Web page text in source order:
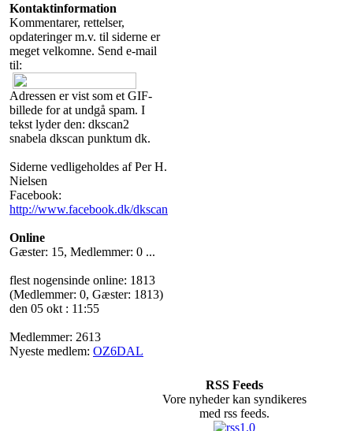
Kontaktinformation
Kommentarer, rettelser,
opdateringer m.v. til siderne er
meget velkomne. Send e-mail
til:
Adressen er vist som et GIF-
billede for at undgå spam. I
tekst lyder den: dkscan2
snabela dkscan punktum dk.
Siderne vedligeholdes af Per H.
Nielsen
Facebook:
http://www.facebook.dk/dkscan
Online
Gæster: 15, Medlemmer: 0 ...
flest nogensinde online: 1813
(Medlemmer: 0, Gæster: 1813)
den 05 okt : 11:55
Medlemmer: 2613
Nyeste medlem: OZ6DAL
RSS Feeds
Vore nyheder kan syndikeres
med rss feeds.